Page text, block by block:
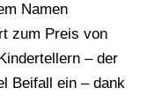
Namen
zum Preis von
– der
Beifall ein – dank